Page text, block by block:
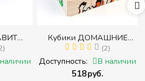
Кубики ДОМАШНИЕ
ЖИВОТНЫЕ (Томик)
(Набор кубиков
разрезных (складных))
(2)
Доступность: В наличии